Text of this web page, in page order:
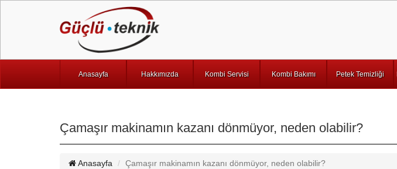
Anasayfa Hakkımızda Kombi Servisi Kombi Bakımı Petek Temizliği
Çamaşır makinamın kazanı dönmüyor, neden olabilir?
Anasayfa Çamaşır makinamın kazanı dönmüyor, neden olabilir?